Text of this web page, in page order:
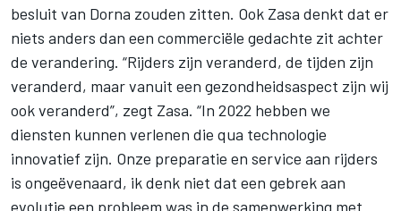
besluit van Dorna zouden zitten. Ook Zasa denkt dat er
niets anders dan een commerciële gedachte zit achter
de verandering. “Rijders zijn veranderd, de tijden zijn
veranderd, maar vanuit een gezondheidsaspect zijn wij
ook veranderd”, zegt Zasa. “In 2022 hebben we
diensten kunnen verlenen die qua technologie
innovatief zijn. Onze preparatie en service aan rijders
is ongeëvenaard, ik denk niet dat een gebrek aan
evolutie een probleem was in de samenwerking met